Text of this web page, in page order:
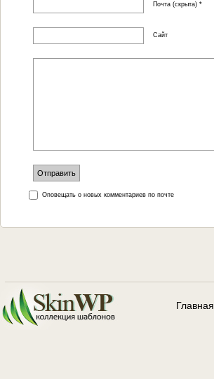
Почта (скрыта) *
Сайт
Оповещать о новых комментариев по почте
Главная